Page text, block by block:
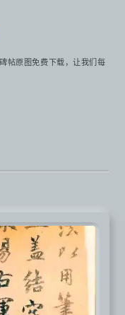
帖原图免费下载，让我们每